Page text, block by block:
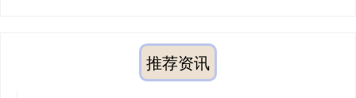
推荐资讯